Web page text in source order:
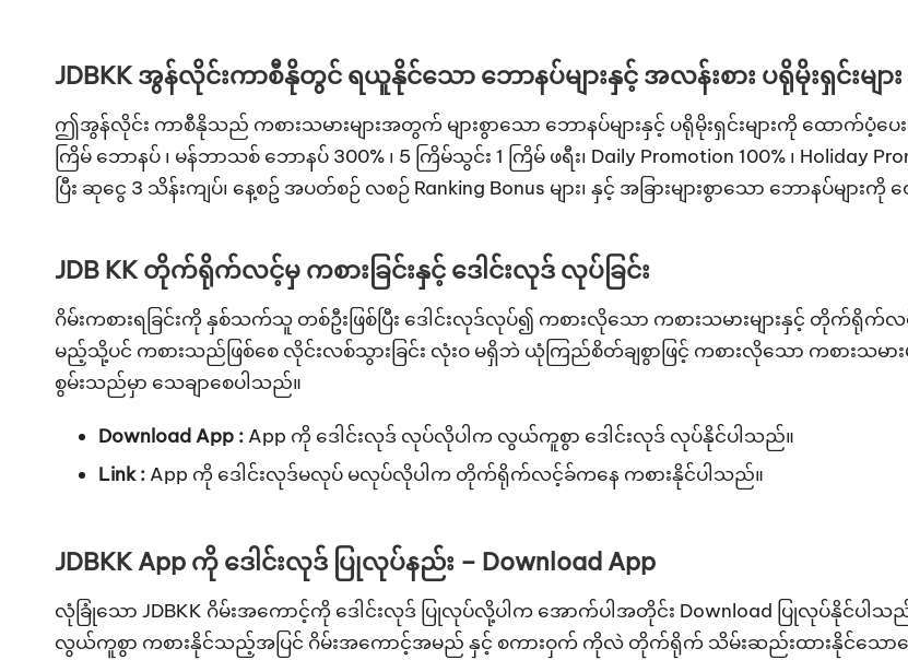
JDBKK အွန်လိုင်းကာစီနိုတွင် ရယူနိုင်သော ဘောနပ်များနှင့် အလန်းစား ပရိုမိုးရှင်းများ
ဤအွန်လိုင်း ကာစီနိုသည် ကစားသမားများအတွက် များစွာသော ဘောနပ်များနှင့် ပရိုမိုးရှင်းများကို ထောက်ပံ့ပေ
ကြိမ် ဘောနပ် ၊ မန်ဘာသစ် ဘောနပ် 300% ၊ 5 ကြိမ်သွင်း 1 ကြိမ် ဖရီး၊ Daily Promotion 100% ၊ Holiday
ပြီး ဆုငွေ 3 သိန်းကျပ်၊ နေ့စဥ် အပတ်စဉ် လစဉ် Ranking Bonus များ၊ နှင့် အခြားများစွာသော ဘောနပ်များ
JDB KK တိုက်ရိုက်လင့်မှ ကစားခြင်းနှင့် ဒေါင်းလုဒ် လုပ်ခြင်း
ဂိမ်းကစားရခြင်းကို နှစ်သက်သူ တစ်ဦးဖြစ်ပြီး ဒေါင်းလုဒ်လုပ်၍ ကစားလိုသော ကစားသမားများနှင့် တိုက်ရို
မည့်သို့ပင် ကစားသည်ဖြစ်စေ လိုင်းလစ်သွားခြင်း လုံးဝ မရှိဘဲ ယုံကြည်စိတ်ချစွာဖြင့် ကစားလိုသော ကစားသမာ
စွမ်းသည်မှာ သေချာစေပါသည်။
Download App : App ကို ဒေါင်းလုဒ် လုပ်လိုပါက လွယ်ကူစွာ ဒေါင်းလုဒ် လုပ်နိုင်ပါသည်။
Link : App ကို ဒေါင်းလုဒ်မလုပ် မလုပ်လိုပါက တိုက်ရိုက်လင့်ခ်ကနေ ကစားနိုင်ပါသည်။
JDBKK App ကို ‌ဒေါင်းလုဒ် ပြုလုပ်နည်း – Download App
လုံခြုံသော JDBKK ဂိမ်းအကောင့်ကို ဒေါင်းလုဒ် ပြုလုပ်လို့ပါက အောက်ပါအတိုင်း Download ပြုလုပ်နိုင်ပါသည်။
လွယ်ကူစွာ ကစားနိုင်သည့်အပြင် ဂိမ်းအကောင့်အမည် နှင့် စကားဝှက် ကိုလဲ တိုက်ရိုက် သိမ်းဆည်းထားနိုင်သော